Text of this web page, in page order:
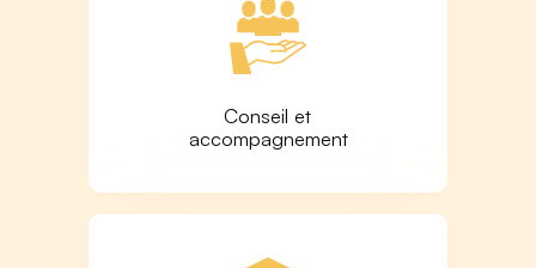
Conseil et
accompagnement